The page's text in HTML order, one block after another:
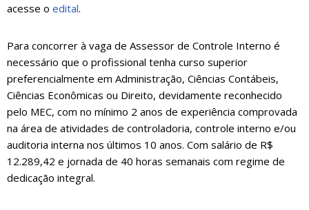
acesse o edital.
Para concorrer à vaga de Assessor de Controle Interno é
necessário que o profissional tenha curso superior
preferencialmente em Administração, Ciências Contábeis,
Ciências Econômicas ou Direito, devidamente reconhecido
pelo MEC, com no mínimo 2 anos de experiência comprovada
na área de atividades de controladoria, controle interno e/ou
auditoria interna nos últimos 10 anos. Com salário de R$
12.289,42 e jornada de 40 horas semanais com regime de
dedicação integral.